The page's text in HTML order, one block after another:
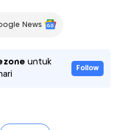
News
untuk
Follow